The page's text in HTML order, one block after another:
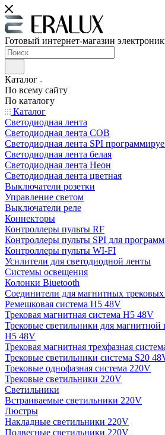
Готовый интернет-магазин
Каталог
По всему сайту
По каталогу
Каталог
Светодиодная лента
Светодиодная лента COB
Светодиодная лента SPI
Светодиодная лента белая
Светодиодная лента Неон
Светодиодная лента цветная
Выключатели розетки
Управление светом
Выключатели реле
Коннекторы
Контроллеры пульты RF
Контроллеры пульты SPI для
Контроллеры пульты WI-FI
Усилители для светодиодной ленты
Системы освещения
Колонки Biuetooth
Соединители для магнитных трековых
Ремешковая система H5 48V
Трековая магнитная система H5 48V
Трековые светильники для
H5 48V
Трековая магнитная трехфазная
Трековые светильники система S20
Трековые однофазная система 220V
Трековые светильники 220V
Светильники
Встраиваемые светильники 220V
Люстры
Накладные светильники 220V
Подвесные светильники 220V